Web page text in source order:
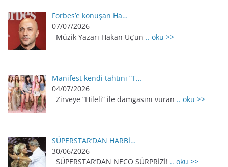
Forbes’e konuşan Ha…
07/07/2026
Müzik Yazarı Hakan Uç’un .. oku >>
Manifest kendi tahtını “T…
04/07/2026
Zirveye “Hileli” ile damgasını vuran .. oku >>
SÜPERSTAR’DAN HARBİ…
30/06/2026
SÜPERSTAR’DAN NECO SÜRPRİZİ! .. oku >>